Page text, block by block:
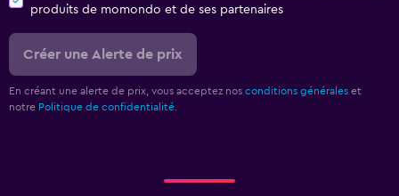
produits de momondo et de ses partenaires
Créer une Alerte de prix
En créant une alerte de prix, vous acceptez nos conditions générales et
notre Politique de confidentialité.